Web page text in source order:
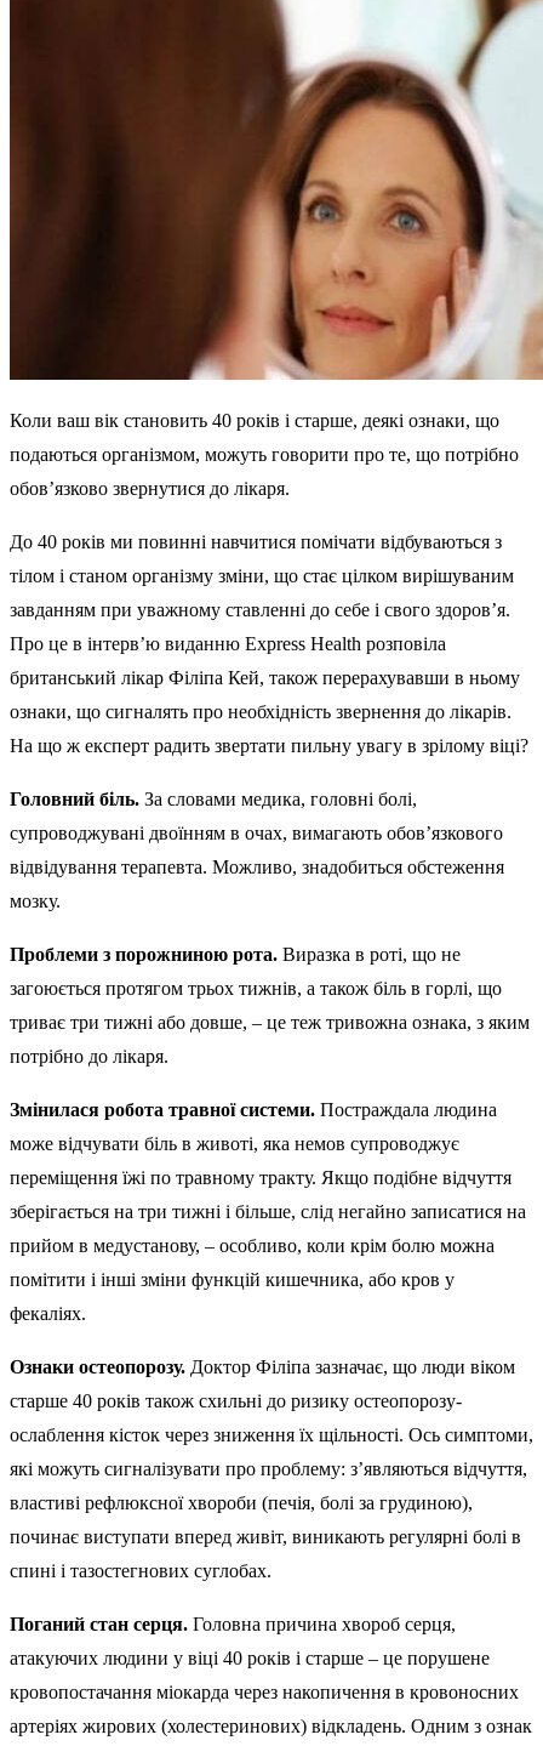
Коли ваш вік становить 40 років і старше, деякі ознаки, що
подаються організмом, можуть говорити про те, що потрібно
обов’язково звернутися до лікаря.
До 40 років ми повинні навчитися помічати відбуваються з
тілом і станом організму зміни, що стає цілком вирішуваним
завданням при уважному ставленні до себе і свого здоров’я.
Про це в інтерв’ю виданню Express Health розповіла
британський лікар Філіпа Кей, також перерахувавши в ньому
ознаки, що сигналять про необхідність звернення до лікарів.
На що ж експерт радить звертати пильну увагу в зрілому віці?
Головний біль. За словами медика, головні болі,
супроводжувані двоїнням в очах, вимагають обов’язкового
відвідування терапевта. Можливо, знадобиться обстеження
мозку.
Проблеми з порожниною рота. Виразка в роті, що не
загоюється протягом трьох тижнів, а також біль в горлі, що
триває три тижні або довше, – це теж тривожна ознака, з яким
потрібно до лікаря.
Змінилася робота травної системи. Постраждала людина
може відчувати біль в животі, яка немов супроводжує
переміщення їжі по травному тракту. Якщо подібне відчуття
зберігається на три тижні і більше, слід негайно записатися на
прийом в медустанову, – особливо, коли крім болю можна
помітити і інші зміни функцій кишечника, або кров у
фекаліях.
Ознаки остеопорозу. Доктор Філіпа зазначає, що люди віком
старше 40 років також схильні до ризику остеопорозу-
ослаблення кісток через зниження їх щільності. Ось симптоми,
які можуть сигналізувати про проблему: з’являються відчуття,
властиві рефлюксної хвороби (печія, болі за грудиною),
починає виступати вперед живіт, виникають регулярні болі в
спині і тазостегнових суглобах.
Поганий стан серця. Головна причина хвороб серця,
атакуючих людини у віці 40 років і старше – це порушене
кровопостачання міокарда через накопичення в кровоносних
артеріях жирових (холестеринових) відкладень. Одним з ознак